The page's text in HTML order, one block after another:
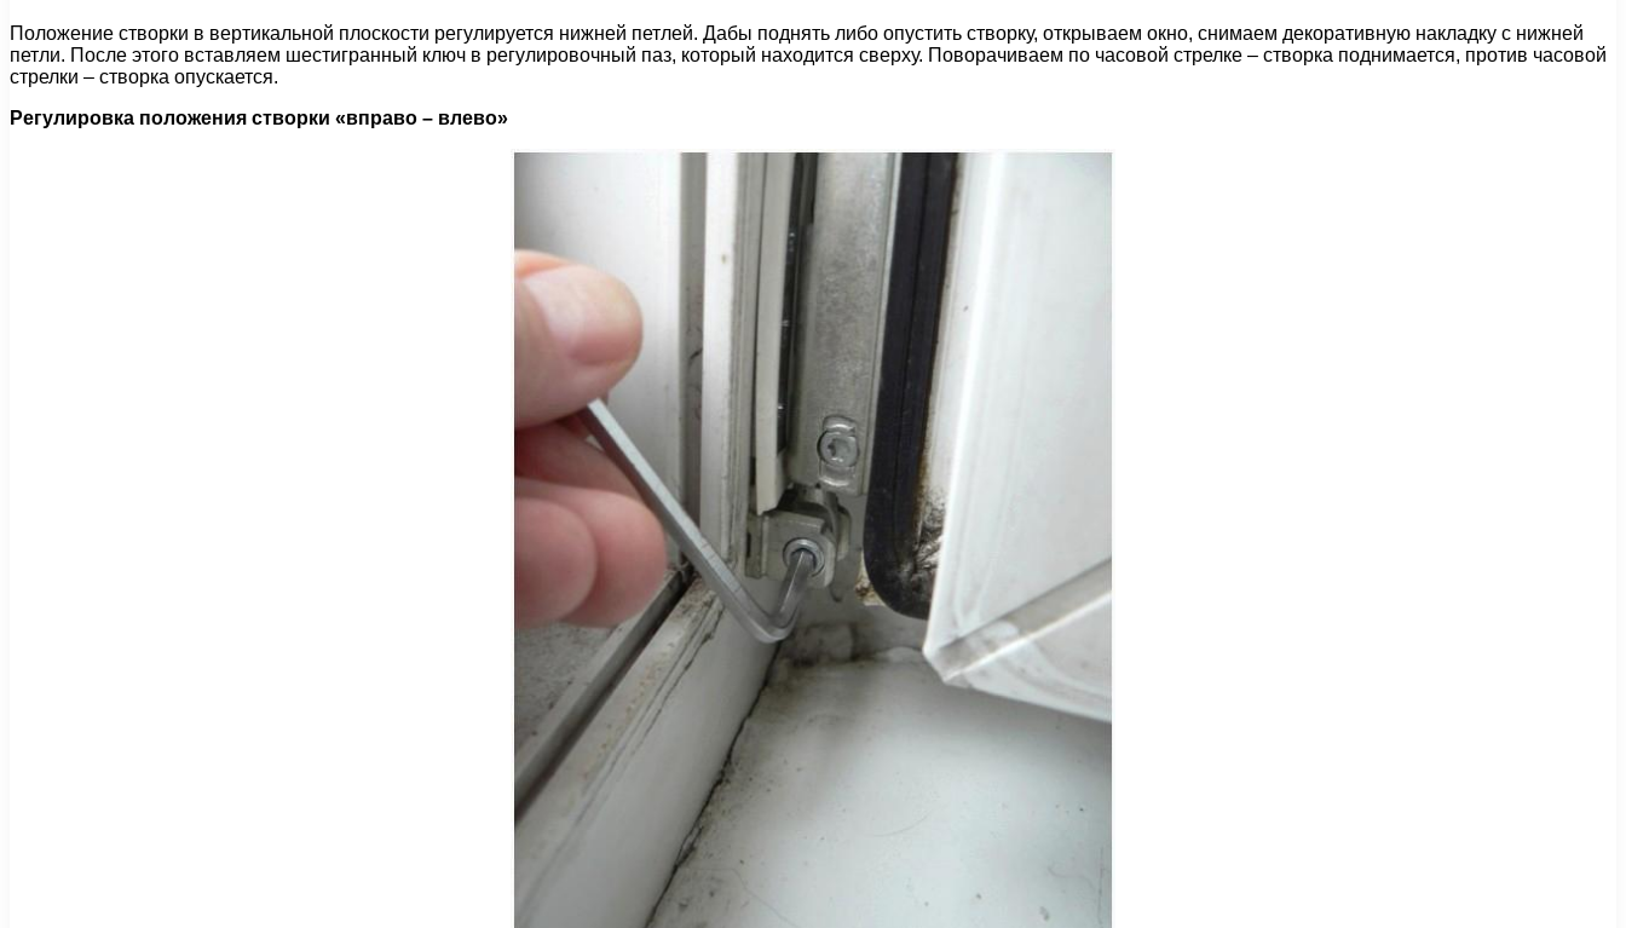
Положение створки в вертикальной плоскости регулируется нижней петлей. Дабы поднять либо опустить створку, открываем окно, снимаем декоративную накладку с нижней
петли. После этого вставляем шестигранный ключ в регулировочный паз, который находится сверху. Поворачиваем по часовой стрелке – створка поднимается, против часовой
стрелки – створка опускается.
Регулировка положения створки «вправо – влево»